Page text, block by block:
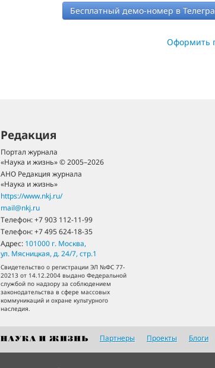
Бесплатный демо-номер в
Оформить
Редакция
Портал журнала
«Наука и жизнь» © 2005–2026
АНО Редакция журнала
«Наука и жизнь»
https://www.nkj.ru/
mail@nkj.ru
Телефон:+7 903 112-11-99
Телефон:+7 495 624-18-35
Адрес: 101000 г. Москва,
ул. Мясницкая, д. 24/7, стр.1
Свидетельство о регистрации ЭЛ №ФС 77-
20213 от 14.12.2004 выдано Федеральной
службой по надзору за соблюдением
законодательства в сфере массовых
коммуникаций и охране культурного
наследия.
Партнеры Проекты Блоги